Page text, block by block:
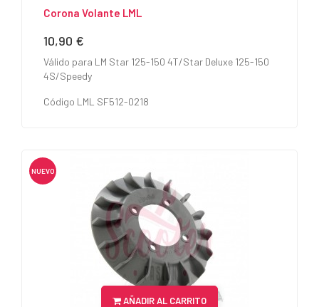
Corona Volante LML
Precio
10,90 €
Válido para LM Star 125-150 4T/Star Deluxe 125-150
4S/Speedy
Código LML SF512-0218
NUEVO
AÑADIR AL CARRITO